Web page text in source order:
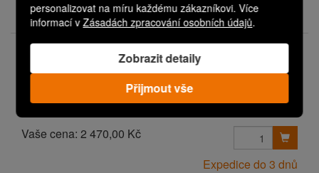
personalizovat na míru každému zákazníkovi. Více
informací vZásadách zpracování osobních údajů.
Zobrazit detaily
Přijmout vše
Expedice do 3 dnů
V08P3010M3017PN00PD00
TW SAN BZ 110 PVC FLAGON ŠEDÁ
Sanační vpust pro nezateplené střechy
s integrovanou PVC manžetou
Vaše cena: 2 470,00 Kč
Expedice do 3 dnů